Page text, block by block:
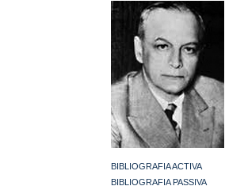
BIBLIOGRAFIA ACTIVA
BIBLIOGRAFIA PASSIVA